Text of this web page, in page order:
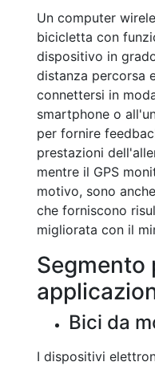
Un computer
bicicletta con
dispositivo in
distanza percorsa
connettersi in
smartphone o
per fornire
prestazioni
mentre il GPS
motivo, sono
che forniscono
migliorata con il
Segmento
Bici da
I dispositivi